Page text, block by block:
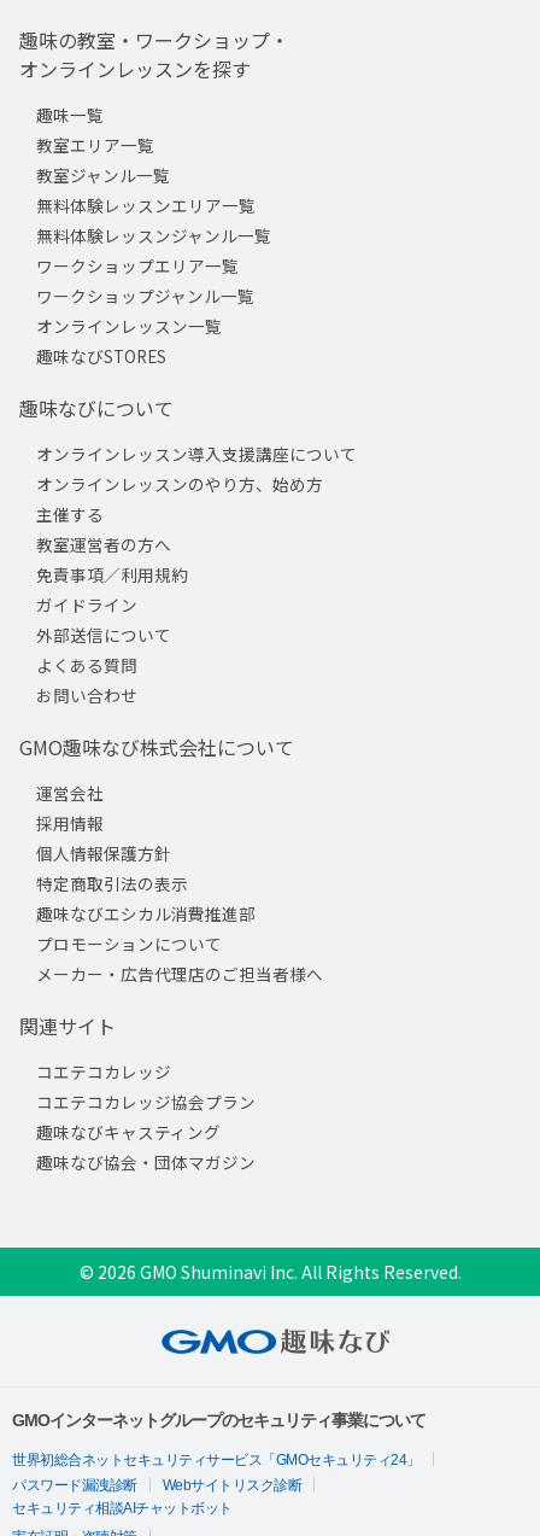
趣味の教室・ワークショップ・
オンラインレッスンを探す
趣味一覧
教室エリア一覧
教室ジャンル一覧
無料体験レッスンエリア一覧
無料体験レッスンジャンル一覧
ワークショップエリア一覧
ワークショップジャンル一覧
オンラインレッスン一覧
趣味なびSTORES
趣味なびについて
オンラインレッスン導入支援講座について
オンラインレッスンのやり方、始め方
主催する
教室運営者の方へ
免責事項／利用規約
ガイドライン
外部送信について
よくある質問
お問い合わせ
GMO趣味なび株式会社について
運営会社
採用情報
個人情報保護方針
特定商取引法の表示
趣味なびエシカル消費推進部
プロモーションについて
メーカー・広告代理店のご担当者様へ
関連サイト
コエテコカレッジ
コエテコカレッジ協会プラン
趣味なびキャスティング
趣味なび協会・団体マガジン
© 2026 GMO Shuminavi Inc. All Rights Reserved.